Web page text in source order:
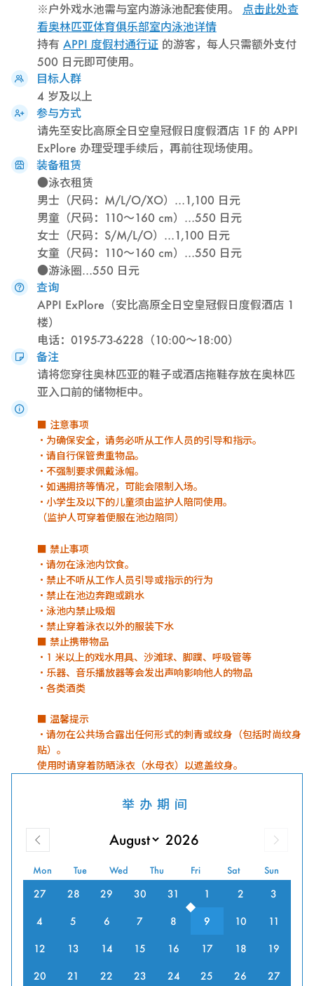
※户外戏水池需与室内游泳池配套使用。 点击此处查
看奥林匹亚体育俱乐部室内泳池详情
持有 APPI 度假村通行证的游客，每人只需额外支付
500 日元即可使用。
目标人群
4 岁及以上
参与方式
请先至安比高原全日空皇冠假日度假酒店 1F 的 APPI
ExPlore 办理受理手续后，再前往现场使用。
装备租赁
●泳衣租赁
男士（尺码：M/L/O/XO）…1,100 日元
男童（尺码：110～160 cm）…550 日元
女士（尺码：S/M/L/O）…1,100 日元
女童（尺码：110～160 cm）…550 日元
●游泳圈…550 日元
查询
APPI ExPlore（安比高原全日空皇冠假日度假酒店 1
楼）
电话：0195-73-6228（10:00～18:00）
备注
请将您穿往奥林匹亚的鞋子或酒店拖鞋存放在奥林匹
亚入口前的储物柜中。
■ 注意事项
・为确保安全，请务必听从工作人员的引导和指示。
・请自行保管贵重物品。
・不强制要求佩戴泳帽。
・如遇拥挤等情况，可能会限制入场。
・小学生及以下的儿童须由监护人陪同使用。
（监护人可穿着便服在池边陪同）
■ 禁止事项
・请勿在泳池内饮食。
・禁止不听从工作人员引导或指示的行为
・禁止在池边奔跑或跳水
・泳池内禁止吸烟
・禁止穿着泳衣以外的服装下水
■ 禁止携带物品
・1 米以上的戏水用具、沙滩球、脚蹼、呼吸管等
・乐器、音乐播放器等会发出声响影响他人的物品
・各类酒类
■ 温馨提示
・请勿在公共场合露出任何形式的刺青或纹身（包括时尚纹身
贴）。
使用时请穿着防晒泳衣（水母衣）以遮盖纹身。
举办期间
Mon Tue Wed Thu Fri Sat Sun
27 28 29 30 31 1 2 3
4 5 6 7 8 9 10 11
12 13 14 15 16 17 18 19
20 21 22 23 24 25 26 27